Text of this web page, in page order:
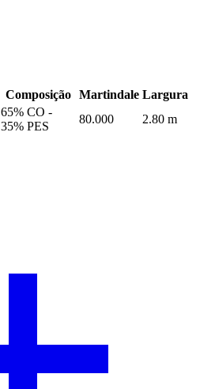
Composição Martindale Largura
65% CO -
35% PES
80.000 2.80 m